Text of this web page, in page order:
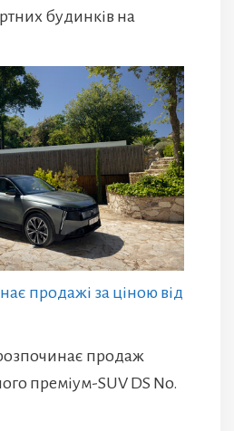
будинків на
продажі за ціною від
продаж
преміум-SUV DS No.